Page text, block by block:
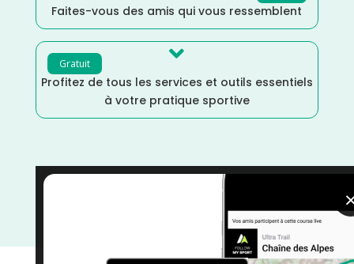
Faites-vous des amis qui vous ressemblent
Gratuit 
Profitez de tous les services et outils essentiels
à votre pratique sportive
Dénivelé Plat/
courses